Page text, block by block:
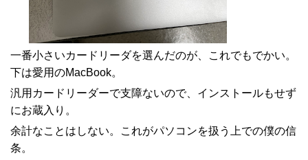
一番小さいカードリーダを選んだのが、これでもでかい。
下は愛用のMacBook。
汎用カードリーダーで支障ないので、インストールもせず
にお蔵入り。
余計なことはしない。これがパソコンを扱う上での僕の信
条。